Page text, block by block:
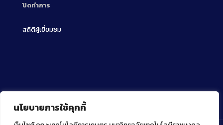
นโยบายการใช้คุกกี้
ปิดทำการ
สถิติผู้เยี่ยมชม